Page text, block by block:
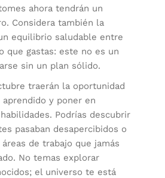
ahora tendrán un
Considera también la
equilibrio saludable entre
que gastas: este no es un
sin un plan sólido.
traerán la oportunidad
y poner en
Podrías descubrir
pasaban desapercibidos o
de trabajo que jamás
No temas explorar
el universo te está